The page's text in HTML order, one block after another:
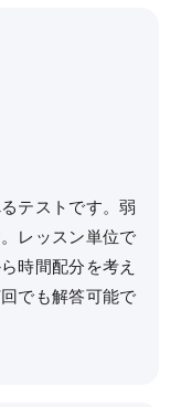
テストです。弱
レッスン単位で
時間配分を考え
でも解答可能で